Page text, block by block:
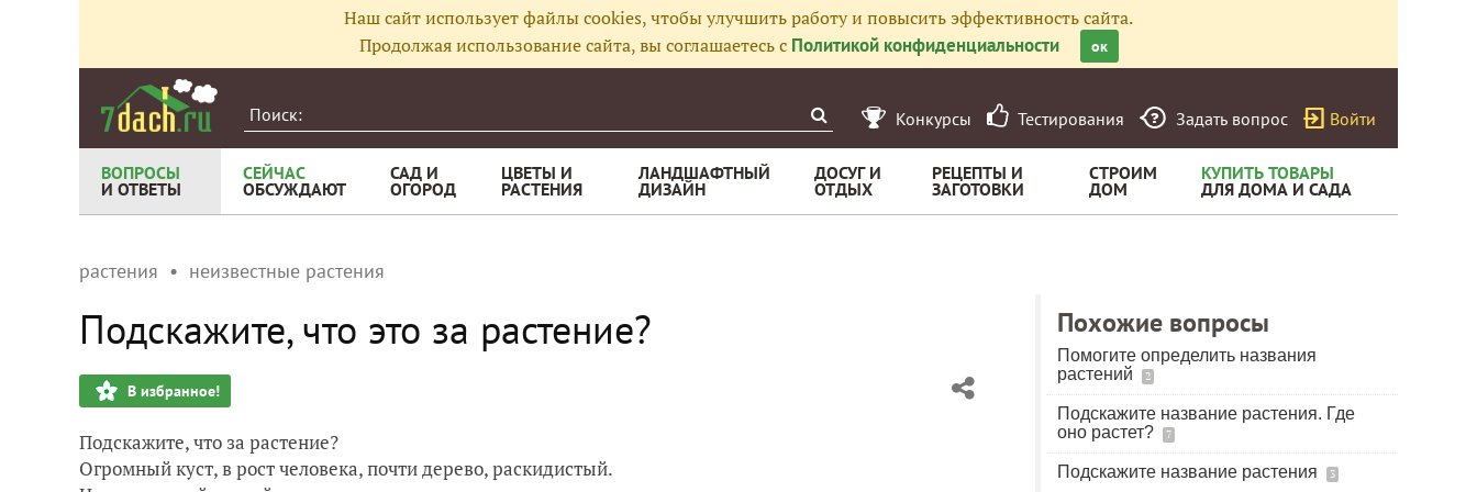
Наш сайт использует файлы cookies, чтобы улучшить работу и повысить эффективность сайта.
Продолжая использование сайта, вы соглашаетесь с Политикой конфиденциальности ок
Конкурсы Тестирования Задать вопрос Войти
ВОПРОСЫ
И ОТВЕТЫ
СЕЙЧАС
ОБСУЖДАЮТ
САД И
ОГОРОД
ЦВЕТЫ И
РАСТЕНИЯ
ЛАНДШАФТНЫЙ
ДИЗАЙН
ДОСУГ И
ОТДЫХ
РЕЦЕПТЫ И
ЗАГОТОВКИ
СТРОИМ
ДОМ
КУПИТЬ ТОВАРЫ
ДЛЯ ДОМА И САДА
растения неизвестные растения
Подскажите, что это за растение?
В избранное!
Подскажите, что за растение?
Огромный куст, в рост человека, почти дерево, раскидистый.
Похожие вопросы
Помогите определить названия
растений
2
Подскажите название растения. Где
оно растет?
7
Подскажите название растения 3